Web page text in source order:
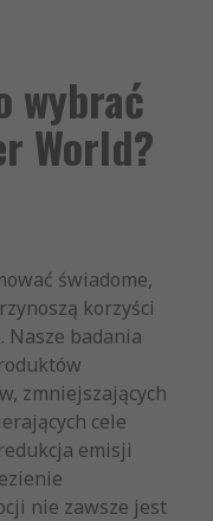
wybrać
World?
świadome,
korzyści
Nasze badania
zmniejszających
cele
emisji
nie zawsze jest